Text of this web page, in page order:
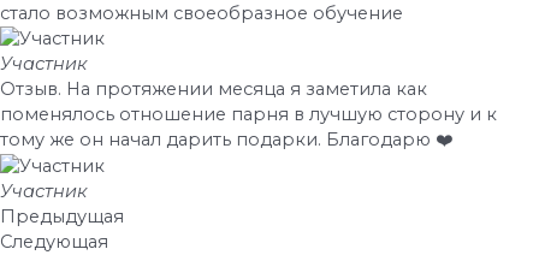
стало возможным своеобразное обучение
Участник
Отзыв. На протяжении месяца я заметила как
поменялось отношение парня в лучшую сторону и к
тому же он начал дарить подарки. Благодарю ❤️
Участник
Предыдущая
Следующая